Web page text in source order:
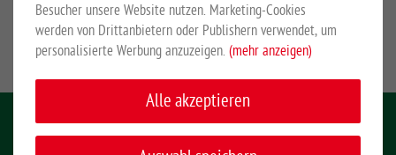
stabilem Kunststoff-Handgriff.
KONTAKT
Besucher unsere Website nutzen. Marketing-Cookies
werden von Drittanbietern oder Publishern verwendet, um
personalisierte Werbung anzuzeigen. (mehr anzeigen)
Alle akzeptieren